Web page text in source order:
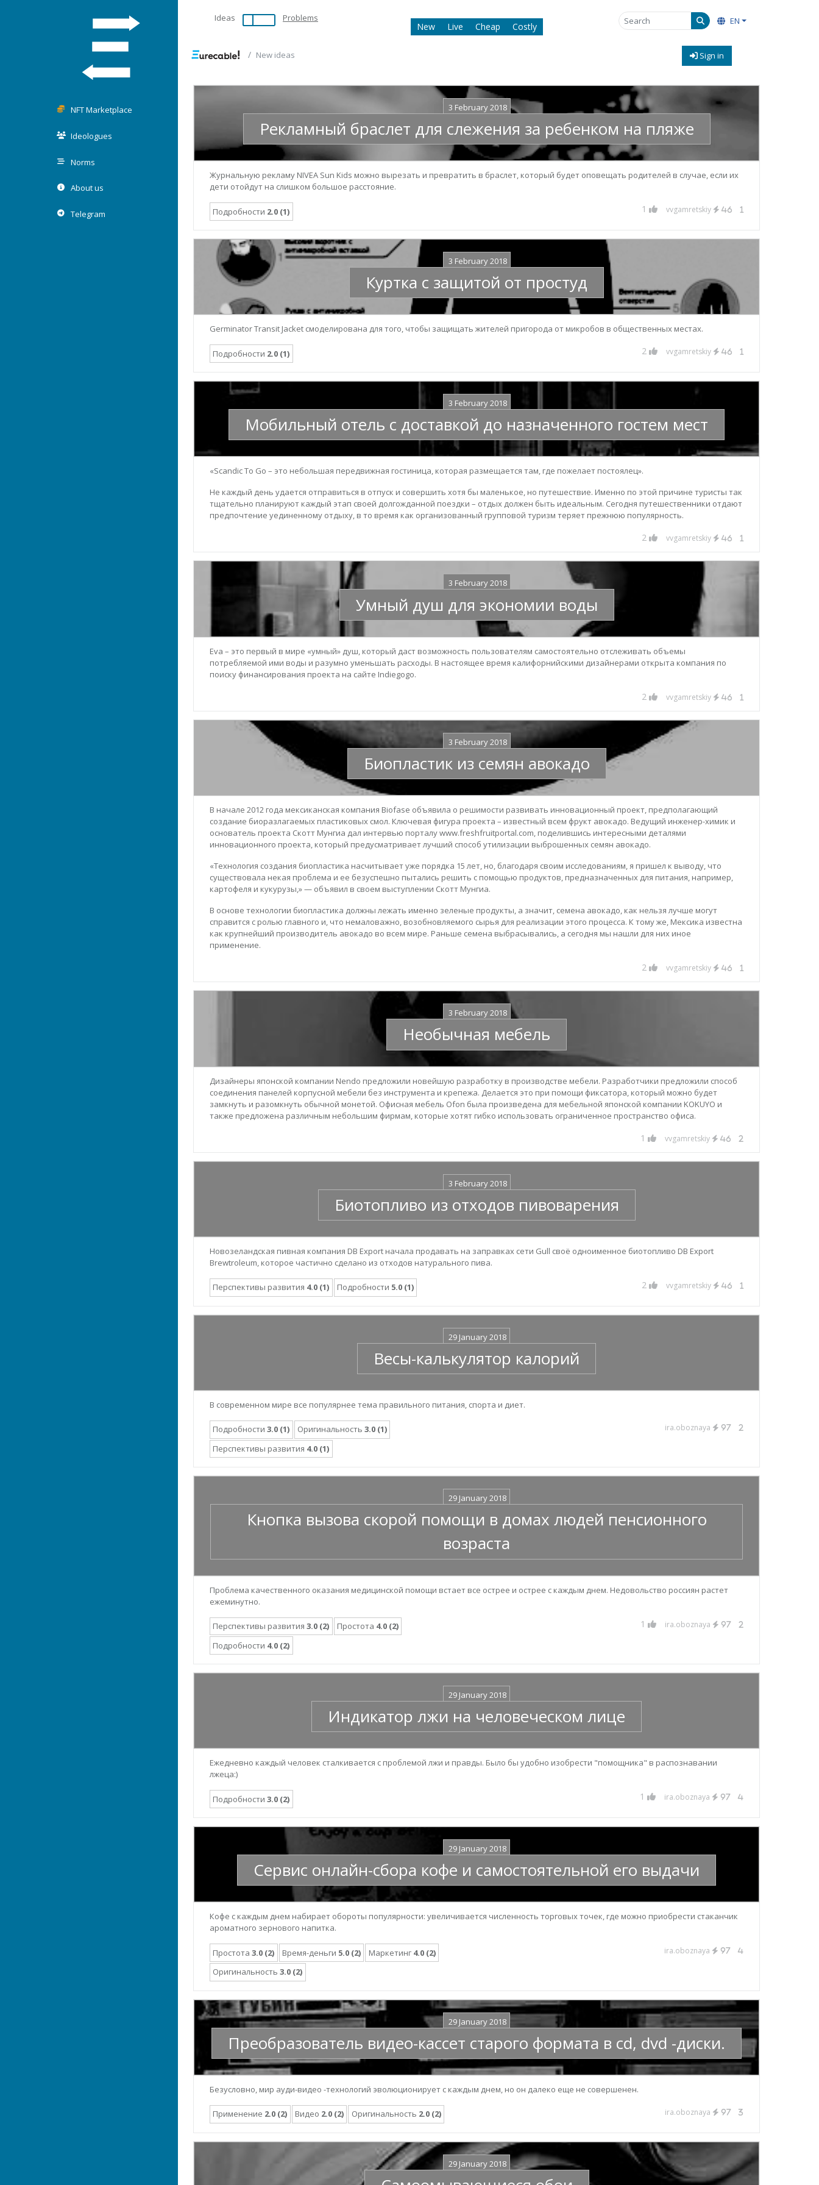
NFT Marketplace
Ideologues
Norms
About us
Telegram
Ideas Problems
New Live Cheap Costly EN
New ideas Sign in
3 February 2018
Рекламный браслет для слежения за ребенком на пляже
Журнальную рекламу NIVEA Sun Kids можно вырезать и превратить в браслет, который будет оповещать родителей в случае, если их
дети отойдут на слишком большое расстояние.
Подробности 2.0 (1) 1 vvgamretskiy 46 1
3 February 2018
Куртка с защитой от простуд
Germinator Transit Jacket смоделирована для того, чтобы защищать жителей пригорода от микробов в общественных местах.
Подробности 2.0 (1) 2 vvgamretskiy 46 1
3 February 2018
Мобильный отель с доставкой до назначенного гостем мест
«Scandic To Go – это небольшая передвижная гостиница, которая размещается там, где пожелает постоялец».
Не каждый день удается отправиться в отпуск и совершить хотя бы маленькое, но путешествие. Именно по этой причине туристы так
тщательно планируют каждый этап своей долгожданной поездки – отдых должен быть идеальным. Сегодня путешественники отдают
предпочтение уединенному отдыху, в то время как организованный групповой туризм теряет прежнюю популярность.
2 vvgamretskiy 46 1
3 February 2018
Умный душ для экономии воды
Eva – это первый в мире «умный» душ, который даст возможность пользователям самостоятельно отслеживать объемы
потребляемой ими воды и разумно уменьшать расходы. В настоящее время калифорнийскими дизайнерами открыта компания по
поиску финансирования проекта на сайте Indiegogo.
2 vvgamretskiy 46 1
3 February 2018
Биопластик из семян авокадо
В начале 2012 года мексиканская компания Biofase объявила о решимости развивать инновационный проект, предполагающий
создание биоразлагаемых пластиковых смол. Ключевая фигура проекта – известный всем фрукт авокадо. Ведущий инженер-химик и
основатель проекта Скотт Мунгиа дал интервью порталу www.freshfruitportal.com, поделившись интересными деталями
инновационного проекта, который предусматривает лучший способ утилизации выброшенных семян авокадо.
«Технология создания биопластика насчитывает уже порядка 15 лет, но, благодаря своим исследованиям, я пришел к выводу, что
существовала некая проблема и ее безуспешно пытались решить с помощью продуктов, предназначенных для питания, например,
картофеля и кукурузы,» — объявил в своем выступлении Скотт Мунгиа.
В основе технологии биопластика должны лежать именно зеленые продукты, а значит, семена авокадо, как нельзя лучше могут
справится с ролью главного и, что немаловажно, возобновляемого сырья для реализации этого процесса. К тому же, Мексика известна
как крупнейший производитель авокадо во всем мире. Раньше семена выбрасывались, а сегодня мы нашли для них иное
применение.
2 vvgamretskiy 46 1
3 February 2018
Необычная мебель
Дизайнеры японской компании Nendo предложили новейшую разработку в производстве мебели. Разработчики предложили способ
соединения панелей корпусной мебели без инструмента и крепежа. Делается это при помощи фиксатора, который можно будет
замкнуть и разомкнуть обычной монетой. Офисная мебель Ofon была произведена для мебельной японской компании KOKUYO и
также предложена различным небольшим фирмам, которые хотят гибко использовать ограниченное пространство офиса.
1 vvgamretskiy 46 2
3 February 2018
Биотопливо из отходов пивоварения
Новозеландская пивная компания DB Export начала продавать на заправках сети Gull своё одноименное биотопливо DB Export
Brewtroleum, которое частично сделано из отходов натурального пива.
Перспективы развития 4.0 (1) Подробности 5.0 (1) 2 vvgamretskiy 46 1
29 January 2018
Весы-калькулятор калорий
В современном мире все популярнее тема правильного питания, спорта и диет.
Подробности3.0 (1) Оригинальность 3.0 (1)
Перспективы развития 4.0 (1)
ira.oboznaya 97 2
29 January 2018
Кнопка вызова скорой помощи в домах людей пенсионного
возраста
Проблема качественного оказания медицинской помощи встает все острее и острее с каждым днем. Недовольство россиян растет
ежеминутно.
Перспективы развития3.0 (2) Простота 4.0 (2)
Подробности 4.0 (2)
1 ira.oboznaya 97 2
29 January 2018
Индикатор лжи на человеческом лице
Ежедневно каждый человек сталкивается с проблемой лжи и правды. Было бы удобно изобрести "помощника" в распознавании
лжеца:)
Подробности3.0 (2) 1 ira.oboznaya 97 4
29 January 2018
Сервис онлайн-сбора кофе и самостоятельной его выдачи
Кофе с каждым днем набирает обороты популярности: увеличивается численность торговых точек, где можно приобрести стаканчик
ароматного зернового напитка.
Простота3.0 (2) Время-деньги 5.0 (2) Маркетинг 4.0 (2)
Оригинальность3.0 (2)
ira.oboznaya 97 4
29 January 2018
Преобразователь видео-кассет старого формата в cd, dvd -диски.
Безусловно, мир ауди-видео -технологий эволюционирует с каждым днем, но он далеко еще не совершенен.
Применение 2.0 (2) Видео 2.0 (2) Оригинальность 2.0 (2) ira.oboznaya 97 3
29 January 2018